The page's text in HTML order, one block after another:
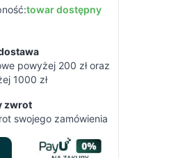
towar dostępny
powyżej 200 zł oraz
1000 zł
zwrot
swojego zamówienia